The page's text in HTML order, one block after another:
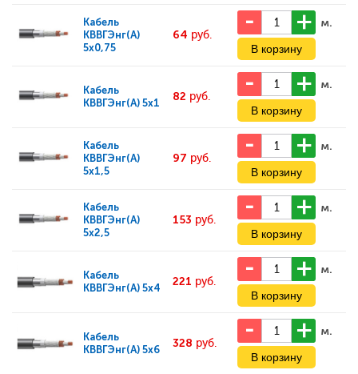
Кабель
КВВГЭнг(А)
5x0,75
64 руб.
м.
Кабель
КВВГЭнг(А) 5x1
82 руб.
м.
Кабель
КВВГЭнг(А)
5x1,5
97 руб.
м.
Кабель
КВВГЭнг(А)
5x2,5
153 руб.
м.
Кабель
КВВГЭнг(А) 5x4
221 руб.
м.
Кабель
КВВГЭнг(А) 5x6
328 руб.
м.